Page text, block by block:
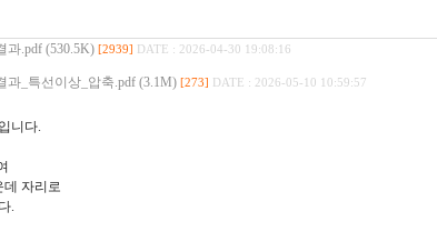
과.pdf (530.5K) [2939] DATE : 2026-04-30 19:08:16
과_특선이상_압축.pdf (3.1M) [273] DATE : 2026-05-10 10:59:57
니다.
데 자리로
.